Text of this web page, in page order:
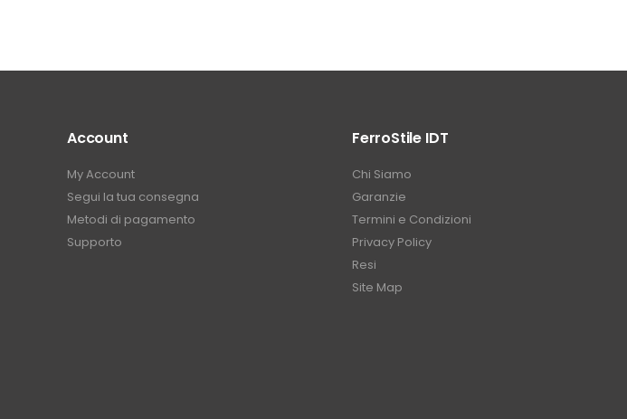
Account
My Account
Segui la tua consegna
Metodi di pagamento
Supporto
FerroStile IDT
Chi Siamo
Garanzie
Termini e Condizioni
Privacy Policy
Resi
Site Map